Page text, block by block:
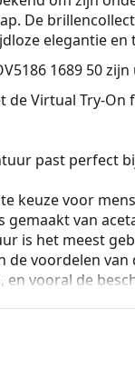
De
elegantie en
1689 50zijn
de Virtual Try-On
past perfect
keuze voor
gemaakt van
is het meest
de voordelen
en vooral de